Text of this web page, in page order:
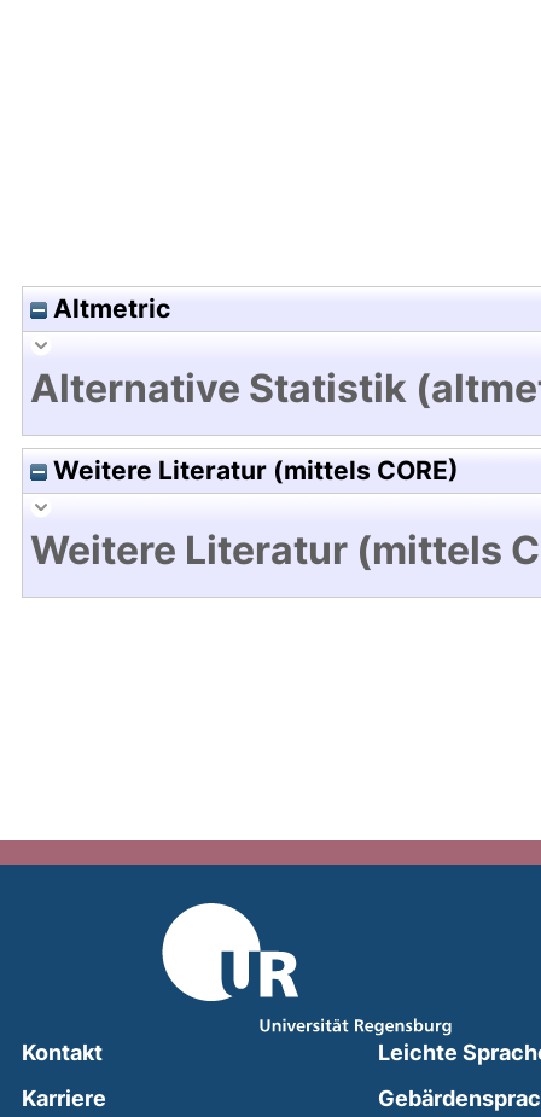
Altmetric
Alternative Statistik
Weitere Literatur (mittels CORE)
Weitere Literatur (mittels
Kontakt
Karriere
Leichte